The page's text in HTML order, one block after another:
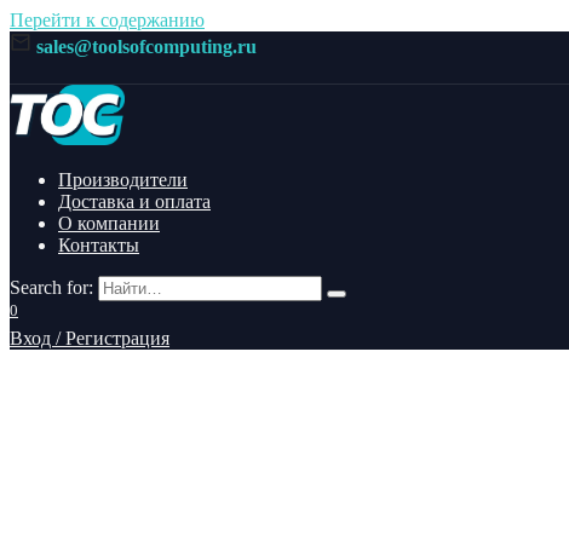
Перейти к содержанию
sales@toolsofcomputing.ru
Производители
Доставка и оплата
О компании
Контакты
Search for:
0
Вход / Регистрация